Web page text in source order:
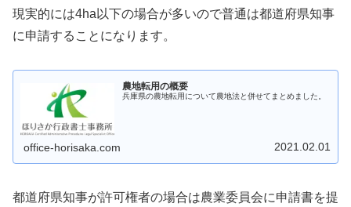
現実的には4ha以下の場合が多いので普通は都道府県知事
に申請することになります。
農地転用の概要
兵庫県の農地転用について農地法と併せてまとめました。
office-horisaka.com 2021.02.01
都道府県知事が許可権者の場合は農業委員会に申請書を提